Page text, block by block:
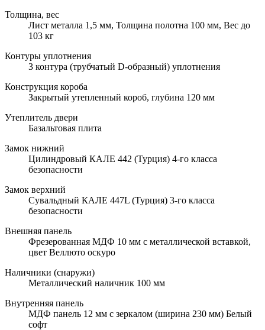
Толщина, вес
Лист металла 1,5 мм, Толщина полотна 100 мм, Вес до
103 кг
Контуры уплотнения
3 контура (трубчатый D-образный) уплотнения
Конструкция короба
Закрытый утепленный короб, глубина 120 мм
Утеплитель двери
Базальтовая плита
Замок нижний
Цилиндровый КАЛЕ 442 (Турция) 4-го класса
безопасности
Замок верхний
Сувальдный КАЛЕ 447L (Турция) 3-го класса
безопасности
Внешняя панель
Фрезерованная МДФ 10 мм с металлической вставкой,
цвет Веллюто оскуро
Наличники (снаружи)
Металлический наличник 100 мм
Внутренняя панель
МДФ панель 12 мм с зеркалом (ширина 230 мм) Белый
софт